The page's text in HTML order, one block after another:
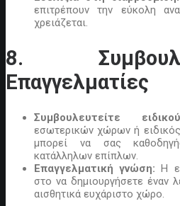
επιτρέπουν την εύκολη
χρειάζεται.
8.
Επαγγελματίες
Συμβουλευτείτε
εσωτερικών χώρων ή
μπορεί να σας
κατάλληλων επίπλων.
Επαγγελματική γνώση: Η
στο να δημιουργήσετε έναν
αισθητικά ευχάριστο χώρο.